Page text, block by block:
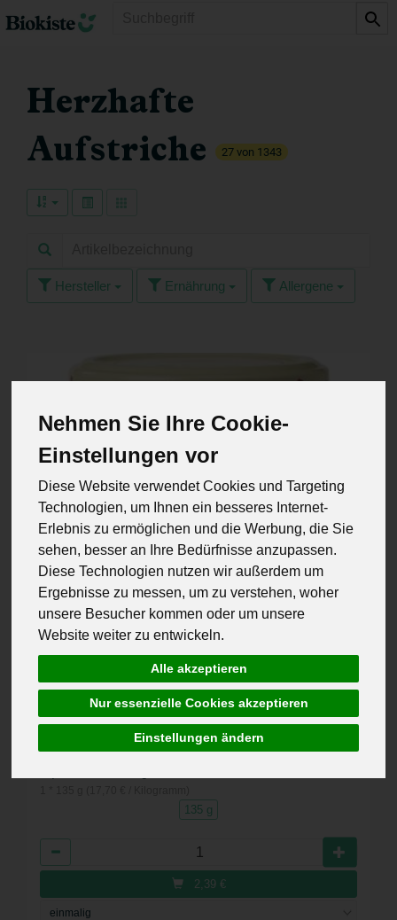
Nehmen Sie Ihre Cookie-
Einstellungen vor
Diese Website verwendet Cookies und Targeting
Technologien, um Ihnen ein besseres Internet-
Erlebnis zu ermöglichen und die Werbung, die Sie
sehen, besser an Ihre Bedürfnisse anzupassen.
Diese Technologien nutzen wir außerdem um
Ergebnisse zu messen, um zu verstehen, woher
unsere Besucher kommen oder um unsere
Website weiter zu entwickeln.
Alle akzeptieren
Nur essenzielle Cookies akzeptieren
Einstellungen ändern
Herzhafte
Aufstriche
27 von 1343
Hersteller Ernährung Allergene
Arrabitom
135 g
2,39 €